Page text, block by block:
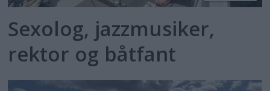
Sexolog, jazzmusiker,
rektor og båtfant